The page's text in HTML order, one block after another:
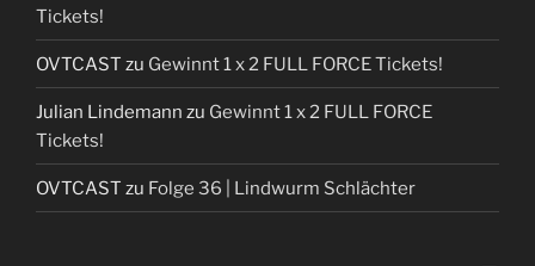
Tickets!
OVTCAST zu Gewinnt 1 x 2 FULL FORCE Tickets!
Julian Lindemann zu Gewinnt 1 x 2 FULL FORCE
Tickets!
OVTCAST zu Folge 36 | Lindwurm Schlächter